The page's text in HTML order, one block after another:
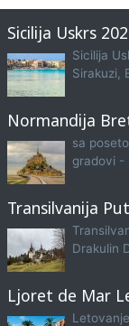
Sicilija Uskrs
Sicilija
Sirakuzi,
Normandija
sa
gradovi -
Transilvanija
Drakulin
Ljoret de Mar